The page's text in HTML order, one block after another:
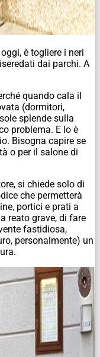
è togliere i neri
dai parchi. A
quando cala il
(dormitori,
splende sulla
problema. E lo è
Bisogna capire se
o per il salone di
si chiede solo di
che permetterà
portici e prati a
reato grave, di fare
fastidiosa,
personalmente) un